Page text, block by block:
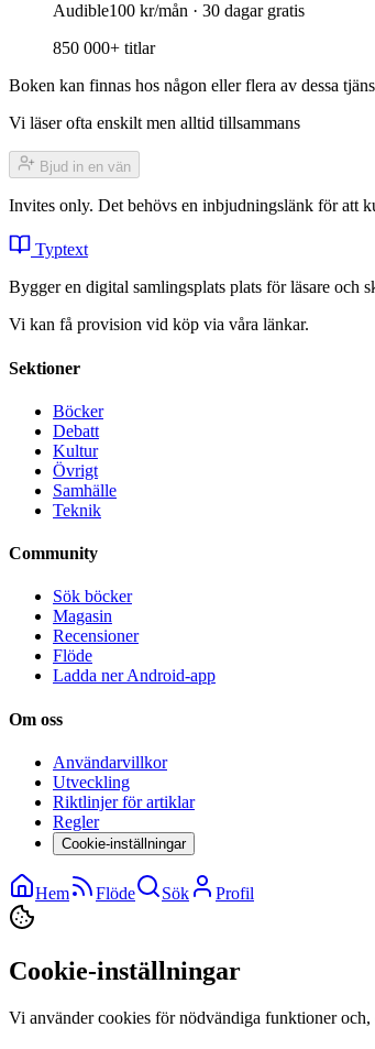
Audible100 kr/mån · 30 dagar gratis
850 000+ titlar
Boken kan finnas hos någon eller flera av dessa
Vi läser ofta enskilt men alltid tillsammans
Bjud in en vän
Invites only. Det behövs en inbjudningslänk för att
Typtext
Bygger en digital samlingsplats plats för läsare och
Vi kan få provision vid köp via våra länkar.
Sektioner
Böcker
Debatt
Kultur
Övrigt
Samhälle
Teknik
Community
Sök böcker
Magasin
Recensioner
Flöde
Ladda ner Android-app
Om oss
Användarvillkor
Utveckling
Riktlinjer för artiklar
Regler
Cookie-inställningar
Hem Flöde Sök Profil
Cookie-inställningar
Vi använder cookies för nödvändiga funktioner